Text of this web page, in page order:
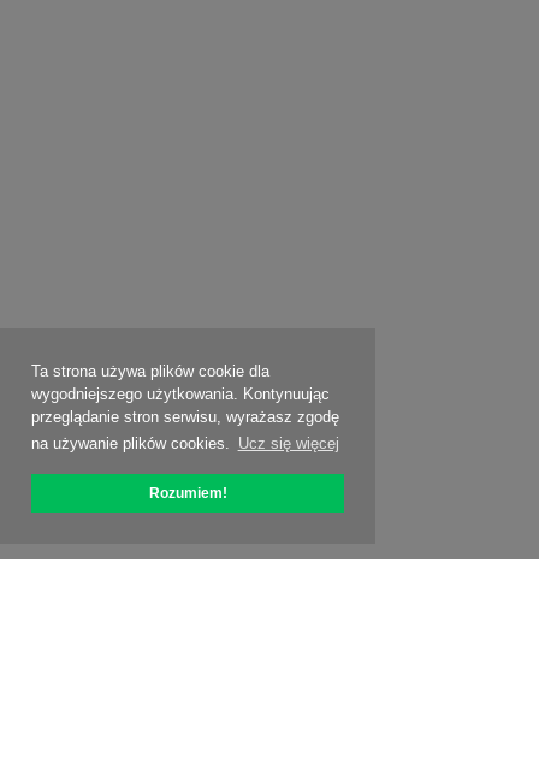
Ta strona używa plików cookie dla
wygodniejszego użytkowania. Kontynuując
przeglądanie stron serwisu, wyrażasz zgodę
na używanie plików cookies. Ucz się więcej
Rozumiem!